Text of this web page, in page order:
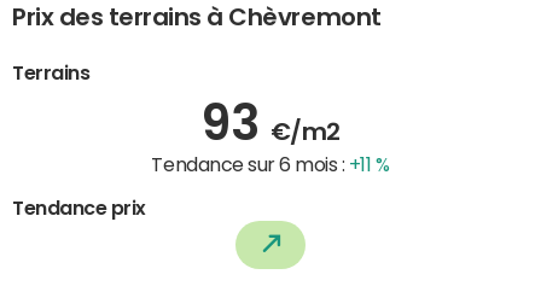
Prix des terrains à Chèvremont
Terrains
93 €/m2
Tendance sur 6 mois : +11 %
Tendance prix